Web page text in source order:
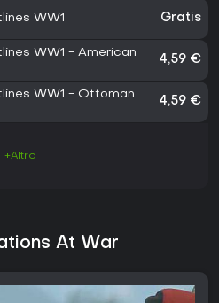
WW1 Gratis
WW1 - American
4,59 €
WW1 - Ottoman
4,59 €
+Altro
At War